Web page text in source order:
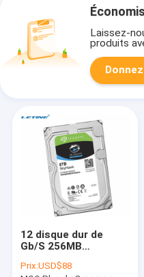
Laissez-
produits
12 disque dur de
Gb/S 256MB
dur interne 8TB 16TB
Prix:USD$88